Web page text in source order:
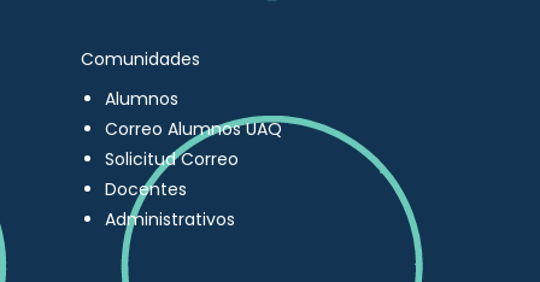
Comunidades
Alumnos
Correo Alumnos UAQ
Solicitud Correo
Docentes
Administrativos